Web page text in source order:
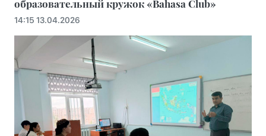
образовательный кружок «Bahasa Club»
14:15 13.04.2026